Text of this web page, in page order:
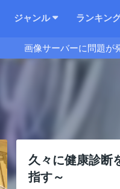
ジャンル ランキン
画像サーバーに問題が
久々に健康診断
指す～